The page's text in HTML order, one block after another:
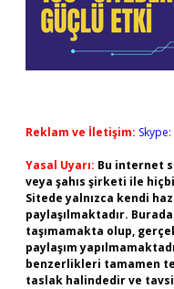
Reklam ve İletişim:
Yasal Uyarı: Bu internet
veya şahıs şirketi ile
Sitede yalnızca kendi
paylaşılmaktadır.
taşımamakta olup,
paylaşım
benzerlikleri tamamen
taslak halindedir ve